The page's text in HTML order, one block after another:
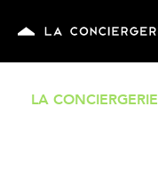
LA CONCIERGERIE